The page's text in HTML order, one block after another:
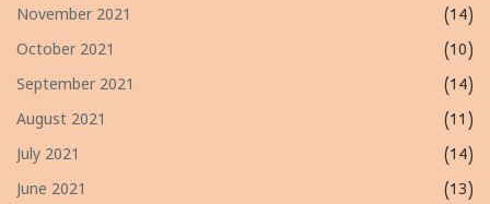
November 2021
(14)
October 2021
(10)
September 2021
(14)
August 2021
(11)
July 2021
(14)
June 2021
(13)